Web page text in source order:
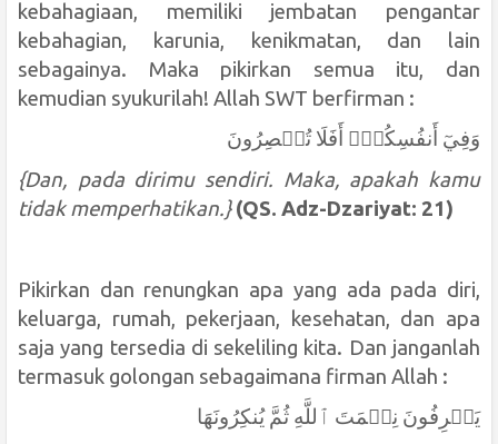
kebahagiaan, memiliki jembatan pengantar
kebahagian, karunia, kenikmatan, dan lain
sebagainya. Maka pikirkan semua itu, dan
kemudian syukurilah! Allah SWT berfirman :
وَفِيٓ أَنفُسِكُمۡۚ أَفَلَا تُبۡصِرُونَ
{Dan, pada dirimu sendiri. Maka, apakah kamu
tidak memperhatikan.}(QS. Adz-Dzariyat: 21)
Pikirkan dan renungkan apa yang ada pada diri,
keluarga, rumah, pekerjaan, kesehatan, dan apa
saja yang tersedia di sekeliling kita. Dan janganlah
termasuk golongan sebagaimana firman Allah :
يَعۡرِفُونَ نِعۡمَتَ ٱللَّهِ ثُمَّ يُنكِرُونَهَا